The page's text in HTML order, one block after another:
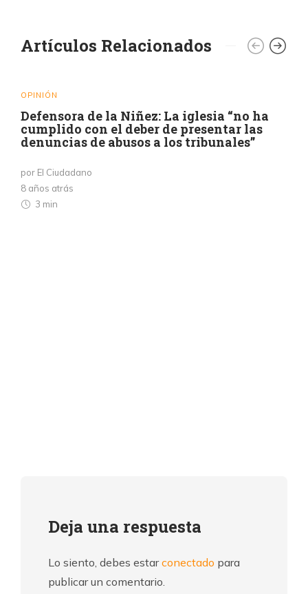
Artículos Relacionados
OPINIÓN
Defensora de la Niñez: La iglesia “no ha
cumplido con el deber de presentar las
denuncias de abusos a los tribunales”
por El Ciudadano
8 años atrás
3 min
Deja una respuesta
Lo siento, debes estarconectado para
publicar un comentario.